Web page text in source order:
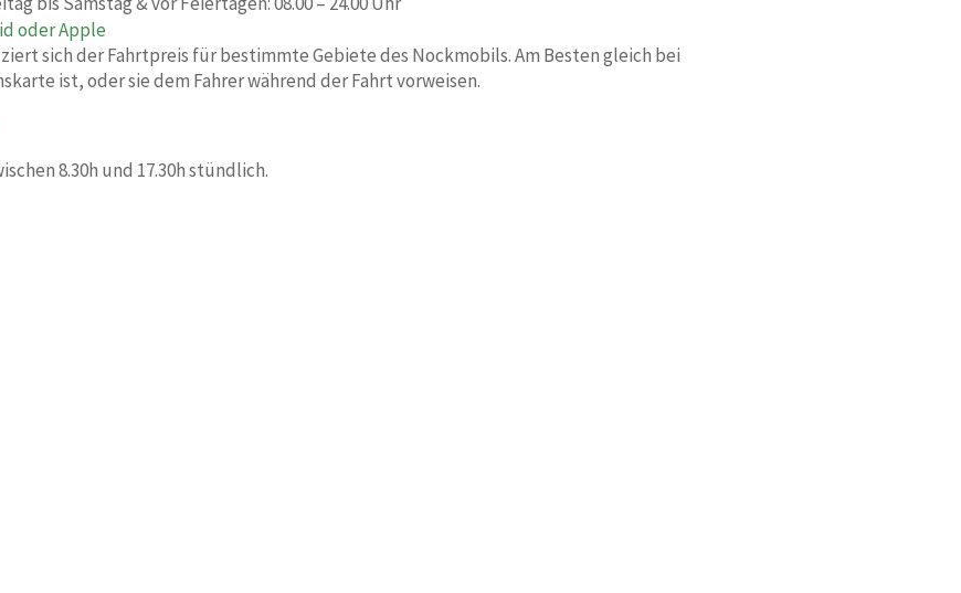
oder Apple
sich der Fahrtpreis für bestimmte Gebiete des Nockmobils. Am Besten gleich bei
ist, oder sie dem Fahrer während der Fahrt vorweisen.
8.30h und 17.30h stündlich.